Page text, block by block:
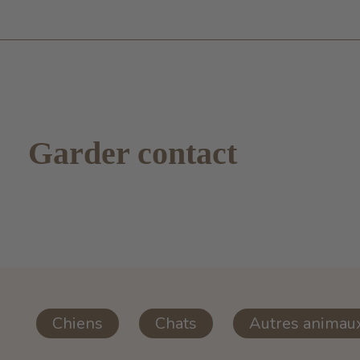
Garder contact
Chiens Chats Autres